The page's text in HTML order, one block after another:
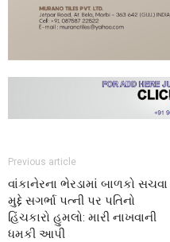
Previous article
વાંકાનેરના ભેરડામાં બાળકો સચવા
મુદ્દે સગર્ભા પત્ની પર પતિનો
હિંચકારો હુમલો: મારી નાખવાની
ધમકી આપી